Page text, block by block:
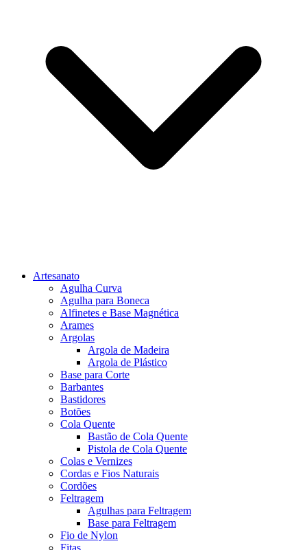
Artesanato
Agulha Curva
Agulha para Boneca
Alfinetes e Base Magnética
Arames
Argolas
Argola de Madeira
Argola de Plástico
Base para Corte
Barbantes
Bastidores
Botões
Cola Quente
Bastão de Cola Quente
Pistola de Cola Quente
Colas e Vernizes
Cordas e Fios Naturais
Cordões
Feltragem
Agulhas para Feltragem
Base para Feltragem
Fio de Nylon
Fitas